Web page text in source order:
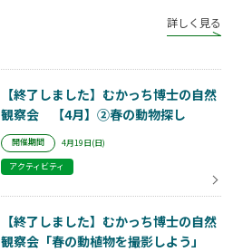
詳しく見る
【終了しました】むかっち博士の自然
観察会 【4月】②春の動物探し
開催期間
4月19日(日)
アクティビティ
【終了しました】むかっち博士の自然
観察会「春の動植物を撮影しよう」